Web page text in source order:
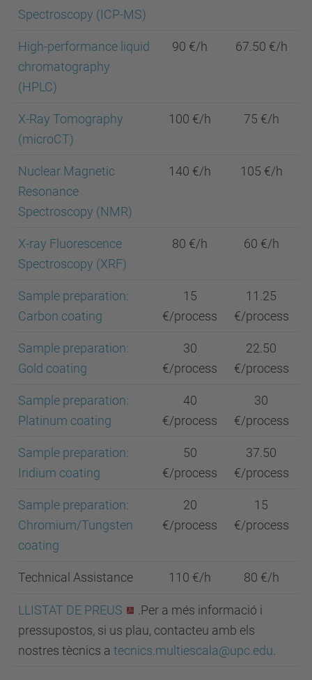
LLISTAT DE PREUS
.Per a més informació i
pressupostos, si us plau, contacteu amb els
nostres tècnics a tecnics.multiescala@upc.edu.
Spectroscopy (ICP-MS)
High-performance liquid
chromatography
(HPLC)
90 €/h 67.50 €/h
X-Ray Tomography
(microCT)
100 €/h 75 €/h
Nuclear Magnetic
Resonance
Spectroscopy (NMR)
140 €/h 105 €/h
X-ray Fluorescence
Spectroscopy (XRF)
80 €/h 60 €/h
Sample preparation:
Carbon coating
15
€/process
11.25
€/process
Sample preparation:
Gold coating
30
€/process
22.50
€/process
Sample preparation:
Platinum coating
40
€/process
30
€/process
Sample preparation:
Iridium coating
50
€/process
37.50
€/process
Sample preparation:
Chromium/Tungsten
coating
20
€/process
15
€/process
Technical Assistance 110 €/h 80 €/h